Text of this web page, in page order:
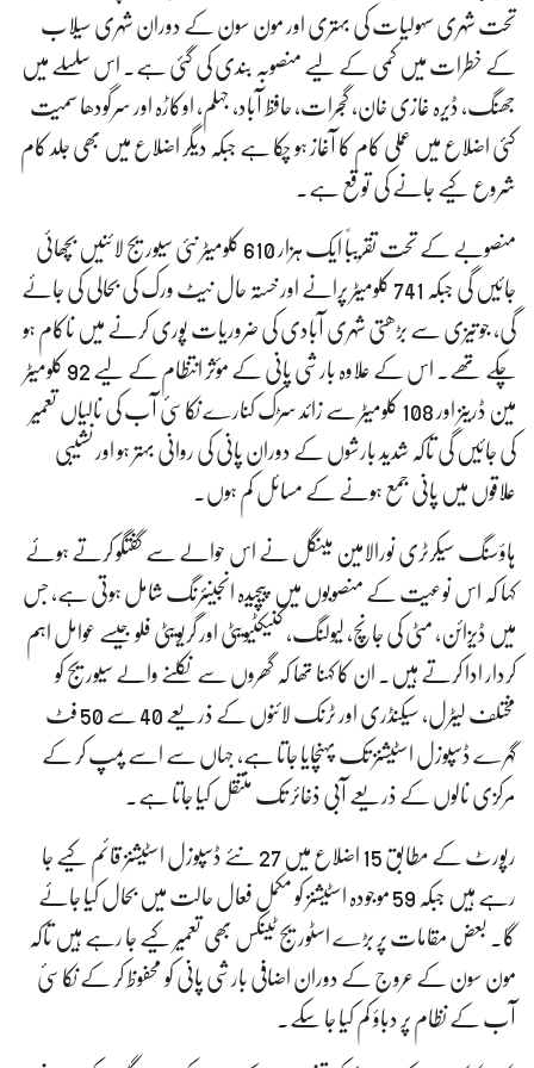
تحت شہری سہولیات کی بہتری اور مون سون کے دوران شہری سیلاب
کے خطرات میں کمی کے لیے منصوبہ بندی کی گئی ہے۔ اس سلسلے میں
جھنگ، ڈیرہ غازی خان، گجرات، حافظ آباد، جہلم، اوکاڑہ اور سرگودھا سمیت
کئی اضلاع میں عملی کام کا آغاز ہو چکا ہے جبکہ دیگر اضلاع میں بھی جلد کام
شروع کیے جانے کی توقع ہے۔
منصوبے کے تحت تقریباً ایک ہزار 610 کلومیٹر نئی سیوریج لائنیں بچھائی
جائیں گی جبکہ 741 کلومیٹر پرانے اور خستہ حال نیٹ ورک کی بحالی کی جائے
گی، جو تیزی سے بڑھتی شہری آبادی کی ضروریات پوری کرنے میں ناکام ہو
چکے تھے۔ اس کے علاوہ بارشی پانی کے مؤثر انتظام کے لیے 92 کلومیٹر
مین ڈرینز اور 108 کلومیٹر سے زائد سڑک کنارے نکاسیٔ آب کی نالیاں تعمیر
کی جائیں گی تاکہ شدید بارشوں کے دوران پانی کی روانی بہتر ہو اور نشیبی
علاقوں میں پانی جمع ہونے کے مسائل کم ہوں۔
ہاؤسنگ سیکرٹری نورالامین مینگل نے اس حوالے سے گفتگو کرتے ہوئے
کہا کہ اس نوعیت کے منصوبوں میں پیچیدہ انجینئرنگ شامل ہوتی ہے، جس
میں ڈیزائن، مٹی کی جانچ، لیولنگ، کنیکٹیویٹی اور گریویٹی فلو جیسے عوامل اہم
کردار ادا کرتے ہیں۔ ان کا کہنا تھا کہ گھروں سے نکلنے والے سیوریج کو
مختلف لیٹرل، سیکنڈری اور ٹرنک لائنوں کے ذریعے 40 سے 50 فٹ
گہرے ڈسپوزل اسٹیشنز تک پہنچایا جاتا ہے، جہاں سے اسے پمپ کر کے
مرکزی نالوں کے ذریعے آبی ذخائر تک منتقل کیا جاتا ہے۔
رپورٹ کے مطابق 15 اضلاع میں 27 نئے ڈسپوزل اسٹیشنز قائم کیے جا
رہے ہیں جبکہ 59 موجودہ اسٹیشنز کو مکمل فعال حالت میں بحال کیا جائے
گا۔ بعض مقامات پر بڑے اسٹوریج ٹینکس بھی تعمیر کیے جا رہے ہیں تاکہ
مون سون کے عروج کے دوران اضافی بارشی پانی کو محفوظ کر کے نکاسیٔ
آب کے نظام پر دباؤ کم کیا جا سکے۔